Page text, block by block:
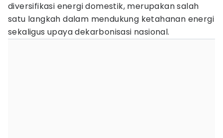
diversifikasi energi domestik, merupakan salah
satu langkah dalam mendukung ketahanan energi
sekaligus upaya dekarbonisasi nasional.